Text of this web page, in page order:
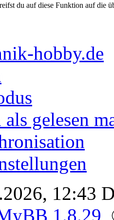
du auf diese Funktion auf die
hobby.de
gelesen
12:43
1.8.29